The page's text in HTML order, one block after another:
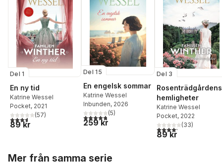
Del 1
En ny tid
Katrine Wessel
Pocket, 2021
3,6utav 5 stjärnor. Totalt antal röster:
(57)
89 kr
Del 15
En engelsk sommar
Katrine Wessel
Inbunden, 2026
4,8utav 5 stjärnor. Totalt antal röster:
(5)
259 kr
Del 3
Rosenträdgårdens
hemligheter
Katrine Wessel
Pocket, 2022
4,2utav 5 stjärnor.
(33)
89 kr
Mer från samma serie